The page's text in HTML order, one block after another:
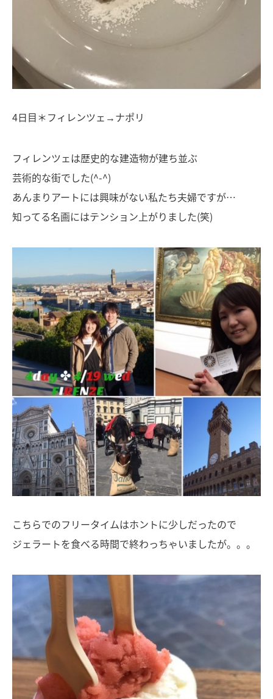
4日目＊フィレンツェ→ナポリ
フィレンツェは歴史的な建造物が建ち並ぶ
芸術的な街でした(^-^)
あんまりアートには興味がない私たち夫婦ですが…
知ってる名画にはテンション上がりました(笑)
こちらでのフリータイムはホントに少しだったので
ジェラートを食べる時間で終わっちゃいましたが。。。